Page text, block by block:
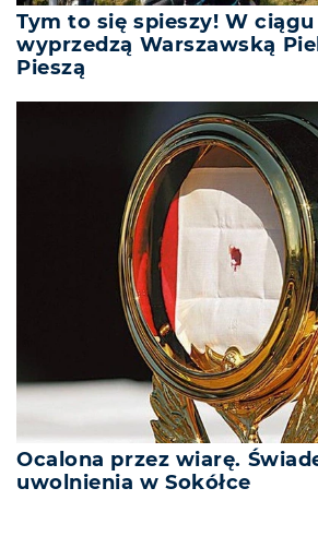
Tym to się spieszy! W
wyprzedzą Warszawską
Pieszą
Ocalona przez wiarę.
uwolnienia w Sokółce